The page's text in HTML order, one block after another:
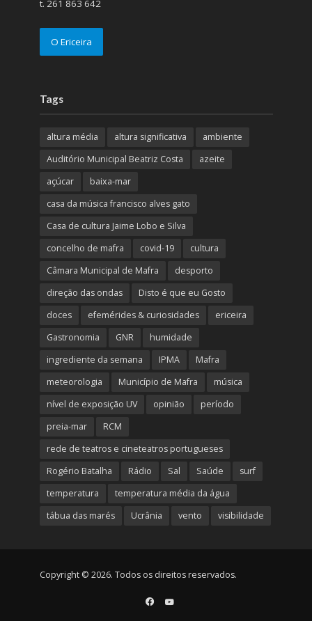
t. 261 863 642
O Ericeira
Tags
altura média altura significativa
ambiente
Auditório Municipal Beatriz Costa
azeite
açúcar
baixa-mar
casa da música francisco alves gato
Casa de cultura Jaime Lobo e Silva
concelho de mafra
covid-19
cultura
Câmara Municipal de Mafra
desporto
direção das ondas
Disto é que eu Gosto
doces
efemérides & curiosidades
ericeira
Gastronomia
GNR
humidade
ingrediente da semana
IPMA
Mafra
meteorologia
Município de Mafra
música
nível de exposição UV
opinião
período
preia-mar
RCM
rede de teatros e cineteatros portugueses
Rogério Batalha
Rádio Sal Saúde
surf
temperatura
temperatura média da água
tábua das marés
Ucrânia vento visibilidade
Copyright © 2026. Todos os direitos reservados.